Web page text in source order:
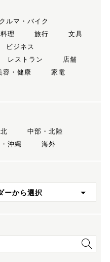
クルマ・バイク
料理 旅行
文具
ビジネス
レストラン
店舗
容・健康
家電
中部・北陸
沖縄 海外
ーから選択